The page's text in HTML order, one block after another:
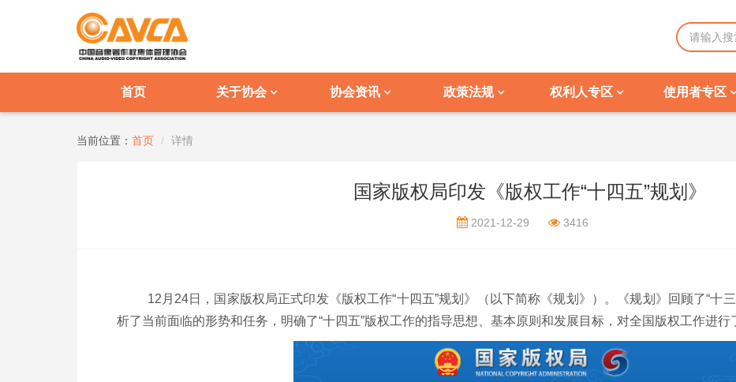
首页 关于协会 协会资讯 政策法规 权利人专区 使用者专区
当前位置： 首页 详情
国家版权局印发《版权工作“十四五”规划》
2021-12-29 3416
12月 24日，国家版权局正式印发《版权工作“十四五”规划》（以下简称《规划》）。《规划》回顾了“十
析了当前面临的形势和任务，明确了“十四五”版权工作的指导思想、基本原则和发展目标，对全国版权工作进行